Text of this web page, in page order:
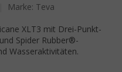
ist 0,0 von 5 Sternen.
Marke: Teva
XLT3 mit Drei-Punkt-
Spider Rubber®-
Wasseraktivitäten.